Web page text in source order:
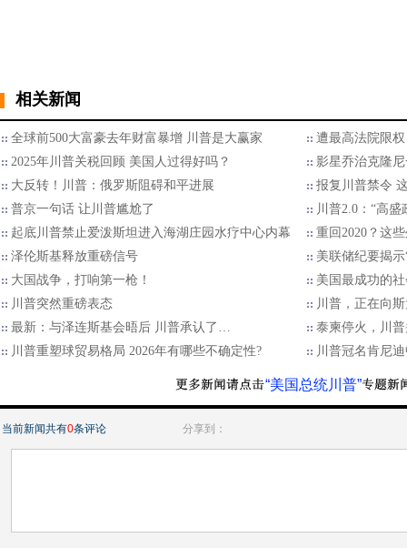
相关新闻
全球前500大富豪去年财富暴增 川普是大赢家
遭最高法院限
2025年川普关税回顾 美国人过得好吗？
影星乔治克隆
大反转！川普：俄罗斯阻碍和平进展
报复川普禁令
普京一句话 让川普尴尬了
川普2.0：“高盛
起底川普禁止爱泼斯坦进入海湖庄园水疗中心内幕
重回2020？这
泽伦斯基释放重磅信号
美联储纪要揭
大国战争，打响第一枪！
美国最成功的
川普突然重磅表态
川普，正在向
最新：与泽连斯基会晤后 川普承认了…
泰柬停火，川
川普重塑球贸易格局 2026年有哪些不确定性?
川普冠名肯尼
“美国总统川普”
当前新闻共有0条评论 分享到：